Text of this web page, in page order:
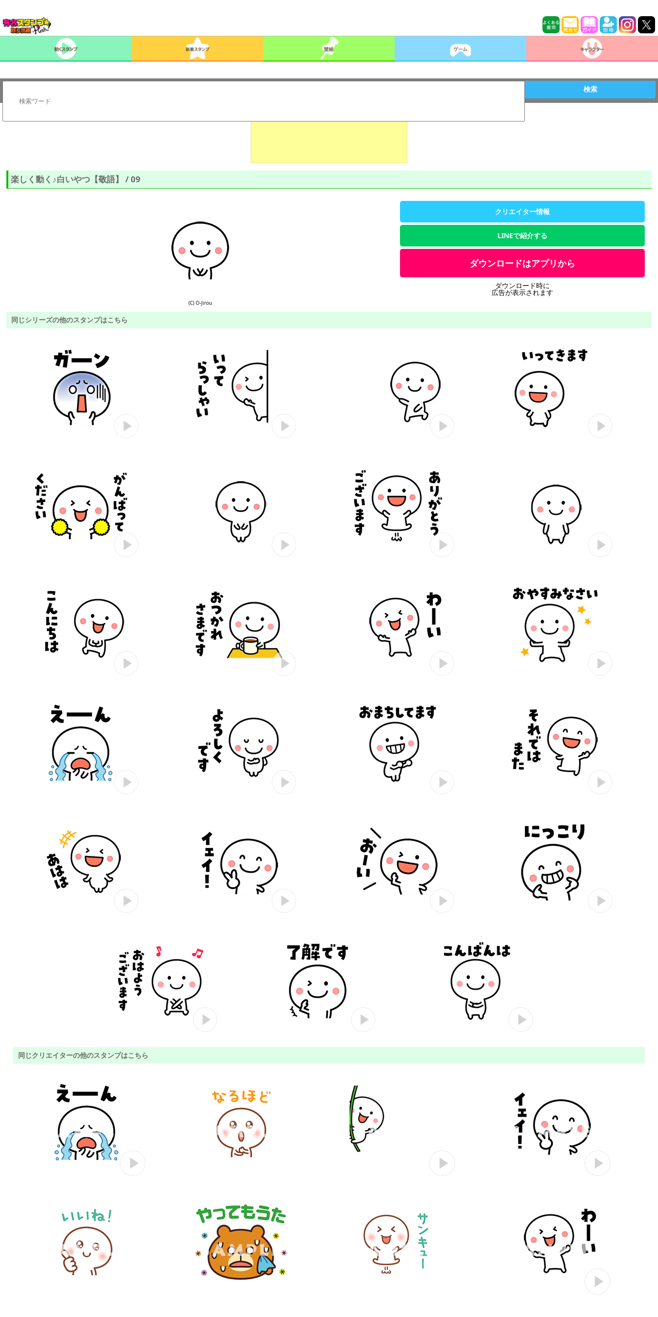
検索
楽しく動く♪白いやつ【敬語】 / 09
(C) O-Jirou
クリエイター情報
LINEで紹介する
ダウンロードはアプリから
ダウンロード時に
広告が表示されます
同じシリーズの他のスタンプはこちら
同じクリエイターの他のスタンプはこちら